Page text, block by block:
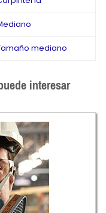
mediano
interesar